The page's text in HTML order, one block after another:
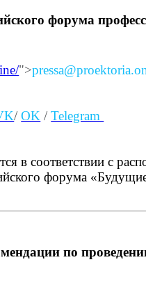
форума
">
/OK /Telegram
в соответствии с
форума
по